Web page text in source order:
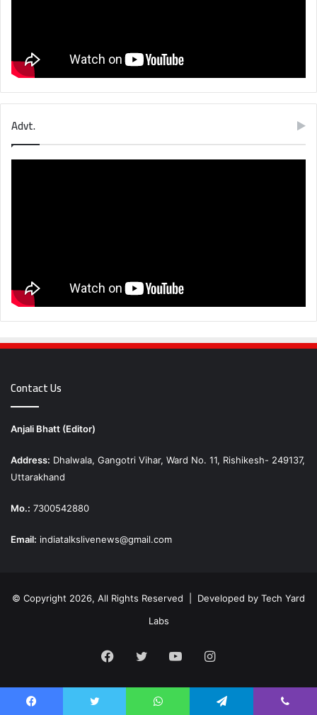
Advt.
Contact Us
Anjali Bhatt (Editor)
Address: Dhalwala, Gangotri Vihar, Ward No. 11, Rishikesh- 249137,
Uttarakhand
Mo.: 7300542880
Email: indiatalkslivenews@gmail.com
© Copyright 2026, All Rights Reserved | Developed by Tech Yard
Labs
Facebook
Twitter YouTubeInstagram